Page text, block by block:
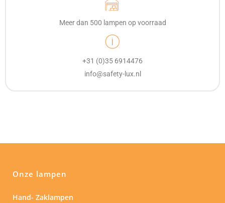
Meer dan 500 lampen op voorraad
+31 (0)35 6914476
info@safety-lux.nl
Onze lampen
Hand- Zaklampen